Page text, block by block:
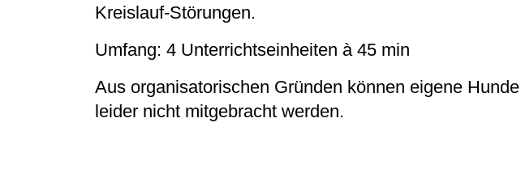
Kreislauf-Störungen.
Umfang: 4 Unterrichtseinheiten à 45 min
Aus organisatorischen Gründen können eigene Hunde
leider nicht mitgebracht werden.